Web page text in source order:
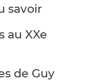
savoir
au XXe
de Guy